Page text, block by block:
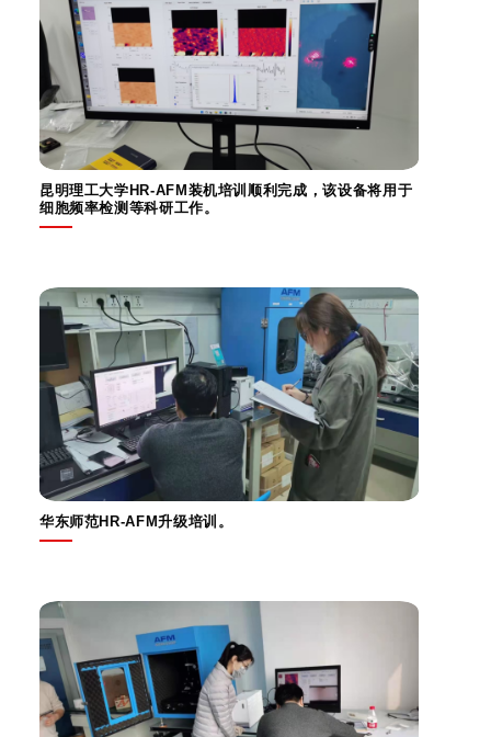
昆明理工大学HR-AFM装机培训顺利完成，该设备将用于
细胞频率检测等科研工作。
华东师范HR-AFM升级培训。